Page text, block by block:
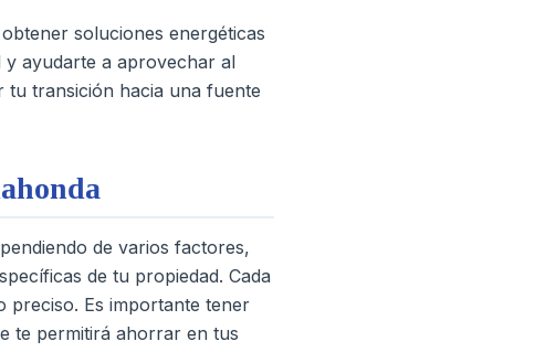
soluciones energéticas
y ayudarte a aprovechar al
tu transición hacia una fuente
de varios factores,
de tu propiedad. Cada
preciso. Es importante tener
te permitirá ahorrar en tus